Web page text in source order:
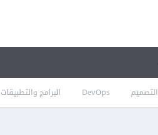
التصميم DevOps البرامج والتطبيقات